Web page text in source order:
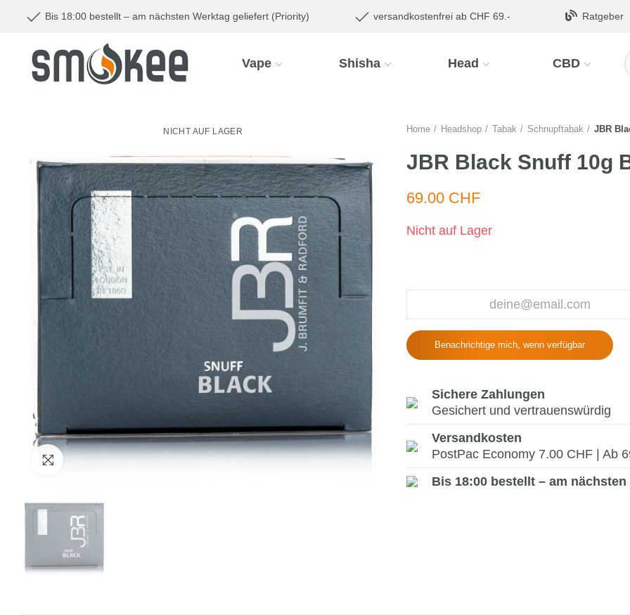
Bis 18:00 bestellt – am nächsten Werktag geliefert (Priority) versandkostenfrei ab CHF 69.- Ratgeber
Vape Shisha Head CBD
NICHT AUF LAGER Home Headshop Tabak Schnupftabak JBR
JBR Black Snuff 10g
69.00 CHF
Nicht auf Lager
Benachrichtige mich, wenn verfügbar
Sichere Zahlungen
Gesichert und vertrauenswürdig
Versandkosten
PostPac Economy 7.00 CHF | Ab
Bis 18:00 bestellt – am